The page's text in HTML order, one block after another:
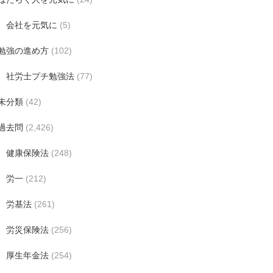
会社を元気に (5)
強の進め方 (102)
社労士プチ勉強法 (77)
分類 (42)
去問 (2,426)
健康保険法 (248)
労一 (212)
労基法 (261)
労災保険法 (256)
厚生年金法 (254)